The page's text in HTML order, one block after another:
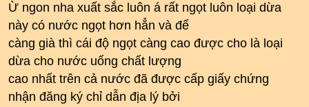
Ừ ngon nha xuất sắc luôn á rất ngọt luôn loại dừa
này có nước ngọt hơn hẳn và để
càng già thì cái độ ngọt càng cao được cho là loại
dừa cho nước uống chất lượng
cao nhất trên cả nước đã được cấp giấy chứng
nhận đăng ký chỉ dẫn địa lý bởi